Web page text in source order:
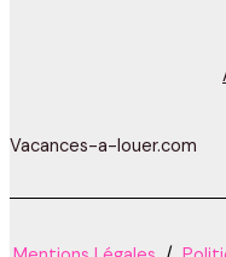
Vacances-a-louer.com